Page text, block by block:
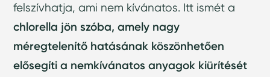
felszívhatja, ami nem kívánatos. Itt ismét a
chlorella jön szóba, amely nagy
méregtelenítő hatásának köszönhetően
elősegíti a nemkívánatos anyagok kiürítését